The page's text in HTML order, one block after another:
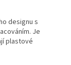
designu s
Je
plastové